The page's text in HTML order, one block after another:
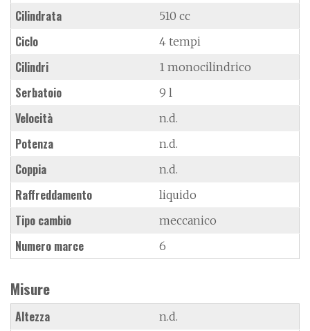
Cilindrata 510 cc
Ciclo 4 tempi
Cilindri 1 monocilindrico
Serbatoio 9 l
Velocità n.d.
Potenza n.d.
Coppia n.d.
Raffreddamento liquido
Tipo cambio meccanico
Numero marce 6
Misure
Altezza n.d.